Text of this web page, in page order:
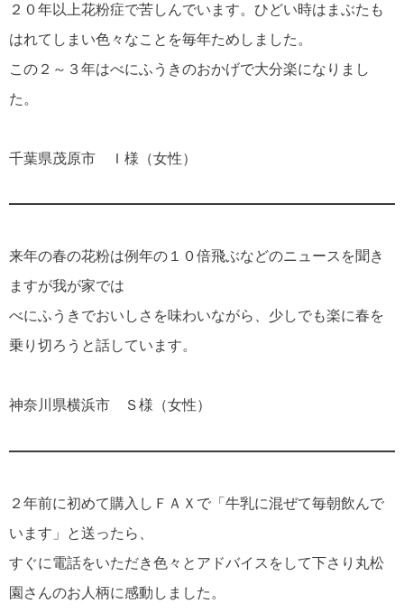
２０年以上花粉症で苦しんでいます。ひどい時はまぶたも
はれてしまい色々なことを毎年ためしました。
この２～３年はべにふうきのおかげで大分楽になりまし
た。
千葉県茂原市 Ｉ様（女性）
来年の春の花粉は例年の１０倍飛ぶなどのニュースを聞き
ますが我が家では
べにふうきでおいしさを味わいながら、少しでも楽に春を
乗り切ろうと話しています。
神奈川県横浜市 Ｓ様（女性）
２年前に初めて購入しＦＡＸで「牛乳に混ぜて毎朝飲んで
います」と送ったら、
すぐに電話をいただき色々とアドバイスをして下さり丸松
園さんのお人柄に感動しました。